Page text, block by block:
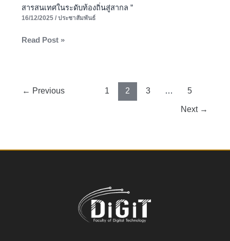
สารสนเทศในระดับท้องถิ่นสู่สากล ”
16/12/2025 / ประชาสัมพันธ์
Read Post »
← Previous 1 2 3 … 5
Next →